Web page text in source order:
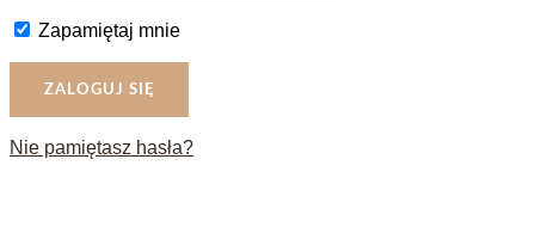
Zapamiętaj mnie
Nie pamiętasz hasła?